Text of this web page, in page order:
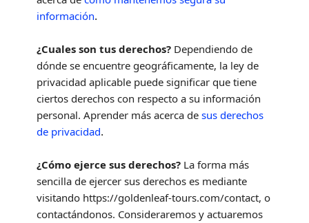
información.
¿Cuales son tus derechos?Dependiendo de
dónde se encuentre geográficamente, la ley de
privacidad aplicable puede significar que tiene
ciertos derechos con respecto a su información
personal. Aprender más acerca de sus derechos
de privacidad.
¿Cómo ejerce sus derechos?La forma más
sencilla de ejercer sus derechos es mediante
visitando https://goldenleaf-tours.com/contact, o
contactándonos. Consideraremos y actuaremos